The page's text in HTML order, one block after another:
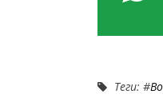
Теги: #